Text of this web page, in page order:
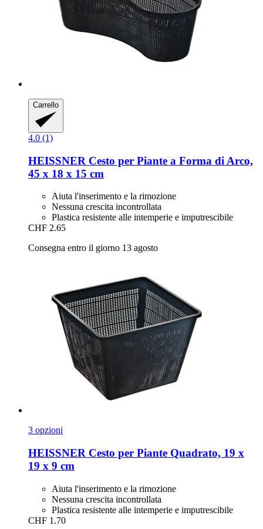
Carrello
4.0 (1)
HEISSNER Cesto per Piante a Forma di Arco,
45 x 18 x 15 cm
Aiuta l'inserimento e la rimozione
Nessuna crescita incontrollata
Plastica resistente alle intemperie e imputrescibile
CHF 2.65
Consegna entro il giorno 13 agosto
3 opzioni
HEISSNER Cesto per Piante Quadrato, 19 x
19 x 9 cm
Aiuta l'inserimento e la rimozione
Nessuna crescita incontrollata
Plastica resistente alle intemperie e imputrescibile
CHF 1.70